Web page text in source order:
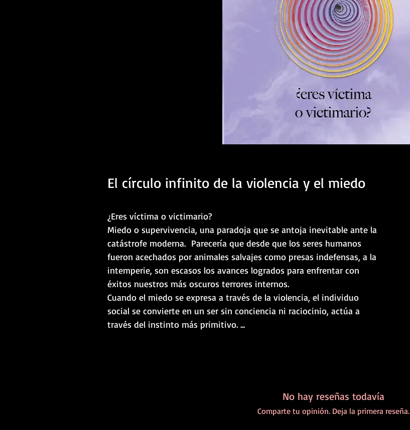
El círculo infinito de la violencia y el miedo
¿Eres víctima o victimario?
Miedo o supervivencia, una paradoja que se antoja inevitable ante la
catástrofe moderna. Parecería que desde que los seres humanos
fueron acechados por animales salvajes como presas indefensas, a la
intemperie, son escasos los avances logrados para enfrentar con
éxitos nuestros más oscuros terrores internos.
Cuando el miedo se expresa a través de la violencia, el individuo
social se convierte en un ser sin conciencia ni raciocinio, actúa a
través del instinto más primitivo. ...
No hay reseñas todavía
Comparte tu opinión. Deja la primera reseña.